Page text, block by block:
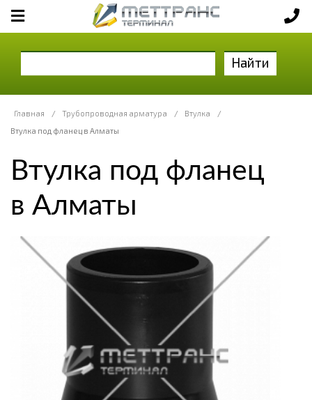
Найти
Главная / Трубопроводная арматура / Втулка
/
Втулка под фланец в Алматы
Втулка под фланец
в Алматы